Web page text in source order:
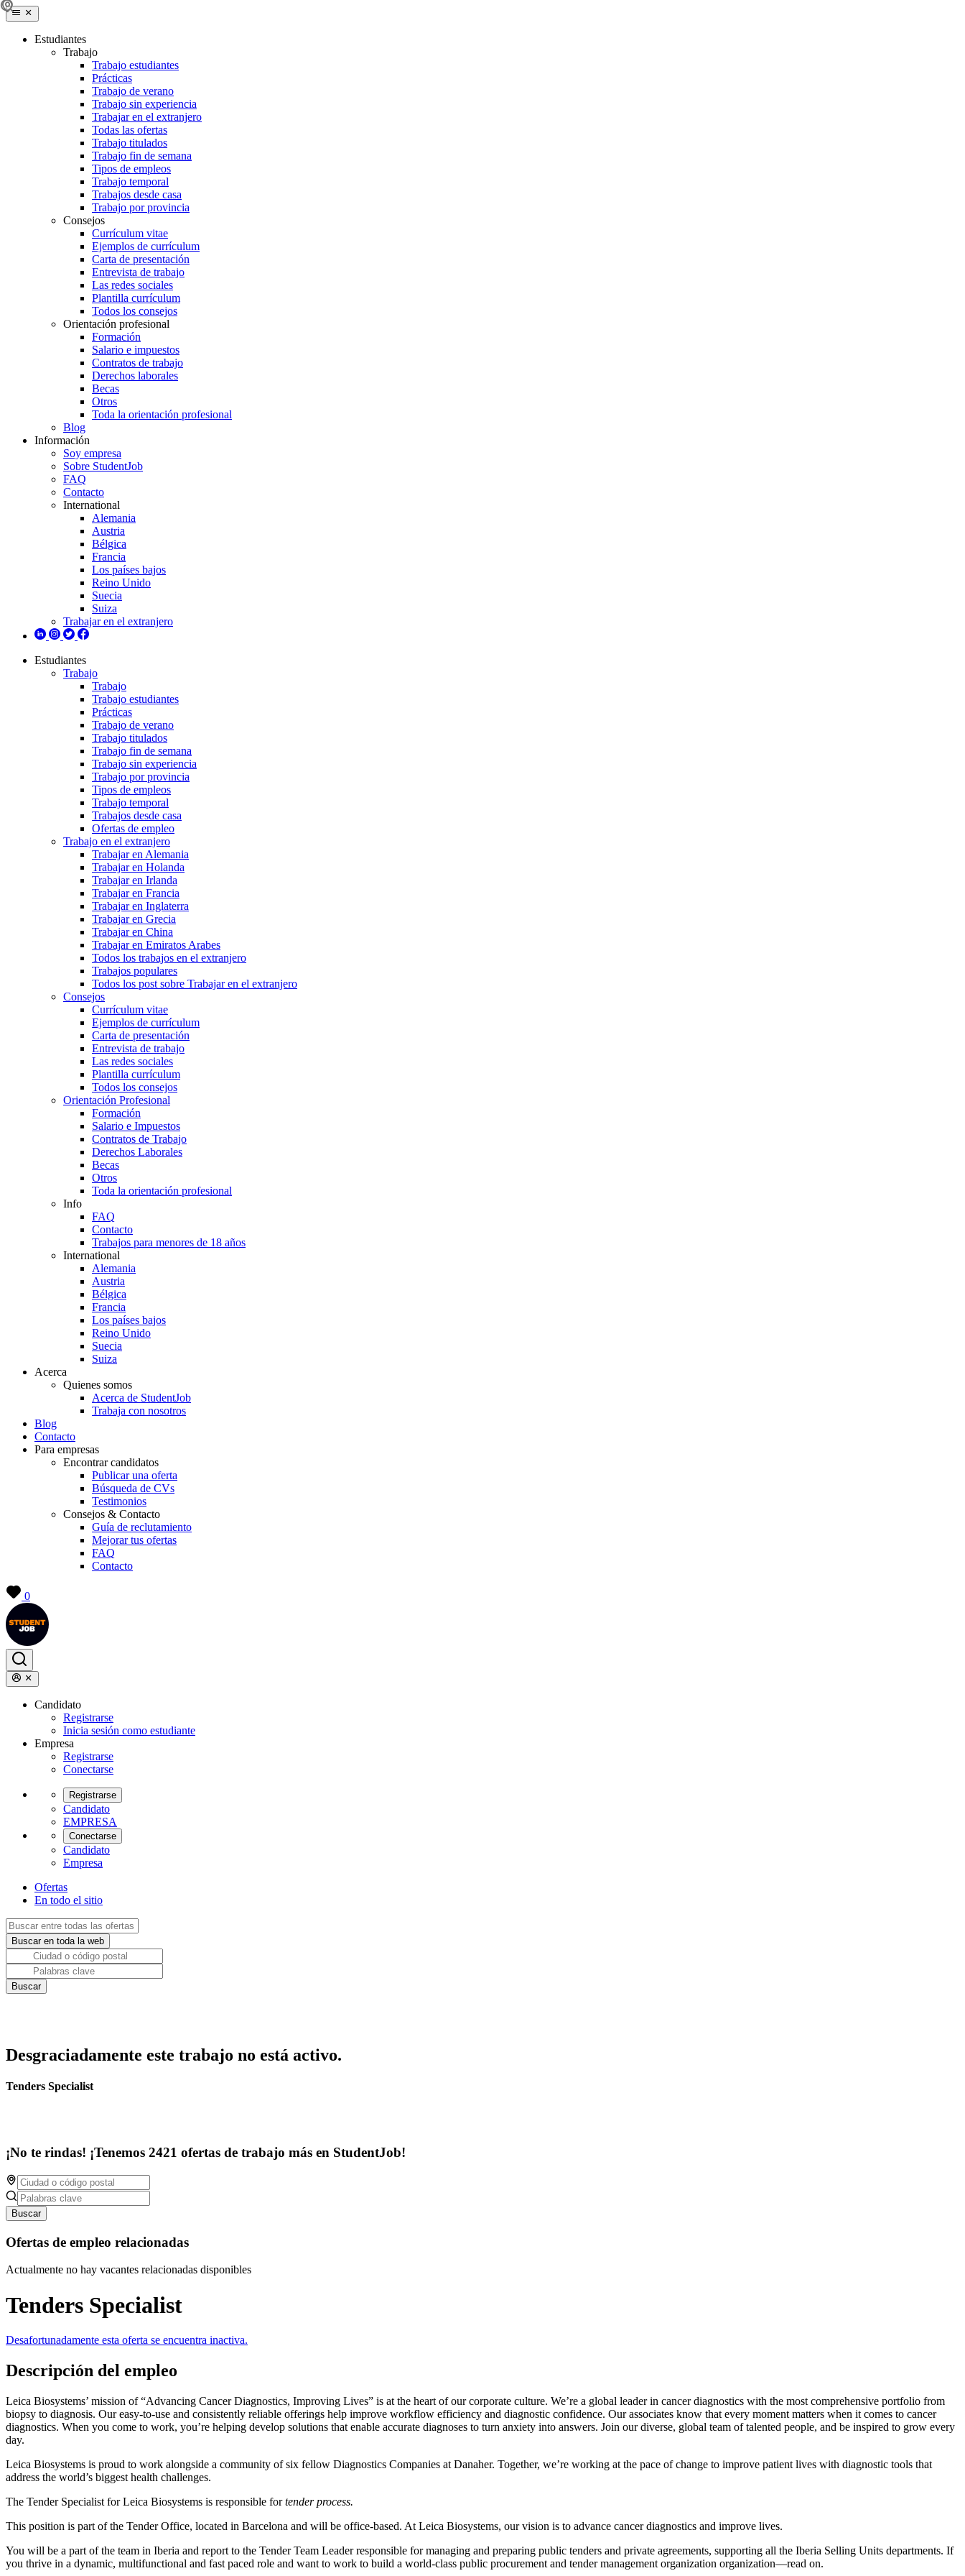
Estudiantes
Trabajo
Trabajo estudiantes
Prácticas
Trabajo de verano
Trabajo sin experiencia
Trabajar en el extranjero
Todas las ofertas
Trabajo titulados
Trabajo fin de semana
Tipos de empleos
Trabajo temporal
Trabajos desde casa
Trabajo por provincia
Consejos
Currículum vitae
Ejemplos de currículum
Carta de presentación
Entrevista de trabajo
Las redes sociales
Plantilla currículum
Todos los consejos
Orientación profesional
Formación
Salario e impuestos
Contratos de trabajo
Derechos laborales
Becas
Otros
Toda la orientación profesional
Blog
Información
Soy empresa
Sobre StudentJob
FAQ
Contacto
International
Alemania
Austria
Bélgica
Francia
Los países bajos
Reino Unido
Suecia
Suiza
Trabajar en el extranjero
Estudiantes
Trabajo
Trabajo
Trabajo estudiantes
Prácticas
Trabajo de verano
Trabajo titulados
Trabajo fin de semana
Trabajo sin experiencia
Trabajo por provincia
Tipos de empleos
Trabajo temporal
Trabajos desde casa
Ofertas de empleo
Trabajo en el extranjero
Trabajar en Alemania
Trabajar en Holanda
Trabajar en Irlanda
Trabajar en Francia
Trabajar en Inglaterra
Trabajar en Grecia
Trabajar en China
Trabajar en Emiratos Arabes
Todos los trabajos en el extranjero
Trabajos populares
Todos los post sobre Trabajar en el extranjero
Consejos
Currículum vitae
Ejemplos de currículum
Carta de presentación
Entrevista de trabajo
Las redes sociales
Plantilla currículum
Todos los consejos
Orientación Profesional
Formación
Salario e Impuestos
Contratos de Trabajo
Derechos Laborales
Becas
Otros
Toda la orientación profesional
Info
FAQ
Contacto
Trabajos para menores de 18 años
International
Alemania
Austria
Bélgica
Francia
Los países bajos
Reino Unido
Suecia
Suiza
Acerca
Quienes somos
Acerca de StudentJob
Trabaja con nosotros
Blog
Contacto
Para empresas
Encontrar candidatos
Publicar una oferta
Búsqueda de CVs
Testimonios
Consejos & Contacto
Guía de reclutamiento
Mejorar tus ofertas
FAQ
Contacto
0
Candidato
Registrarse
Inicia sesión como estudiante
Empresa
Registrarse
Conectarse
Registrarse
Candidato
EMPRESA
Conectarse
Candidato
Empresa
Ofertas
En todo el sitio
Desgraciadamente este trabajo no está activo.
Tenders Specialist
¡No te rindas! ¡Tenemos 2421 ofertas de trabajo más en StudentJob!
Buscar
Ofertas de empleo relacionadas
Actualmente no hay vacantes relacionadas disponibles
Tenders Specialist
Desafortunadamente esta oferta se encuentra inactiva.
Descripción del empleo
Leica Biosystems’ mission of “Advancing Cancer Diagnostics, Improving Lives” is at the heart of our corporate culture. We’re a global leader in cancer diagnostics with the most comprehensive portfolio from
biopsy to diagnosis. Our easy-to-use and consistently reliable offerings help improve workflow efficiency and diagnostic confidence. Our associates know that every moment matters when it comes to cancer
diagnostics. When you come to work, you’re helping develop solutions that enable accurate diagnoses to turn anxiety into answers. Join our diverse, global team of talented people, and be inspired to grow every
day.
Leica Biosystems is proud to work alongside a community of six fellow Diagnostics Companies at Danaher. Together, we’re working at the pace of change to improve patient lives with diagnostic tools that
address the world’s biggest health challenges.
The Tender Specialist for Leica Biosystems is responsible fortender process.
This position is part of the Tender Office, located in Barcelona and will be office-based. At Leica Biosystems, our vision is to advance cancer diagnostics and improve lives.
You will be a part of the team in Iberia and report to the Tender Team Leader responsible for managing and preparing public tenders and private agreements, supporting all the Iberia Selling Units departments. If
you thrive in a dynamic, multifunctional and fast paced role and want to work to build a world-class public procurement and tender management organization organization—read on.